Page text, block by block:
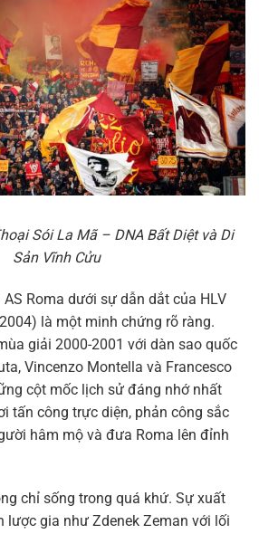
Sói La Mã – DNA Bất Diệt và Di
Sản Vĩnh Cửu
Roma dưới sự dẫn dắt của HLV
là một minh chứng rõ ràng.
giải 2000-2001 với dàn sao quốc
Vincenzo Montella và Francesco
cột mốc lịch sử đáng nhớ nhất
tấn công trực diện, phản công sắc
hâm mộ và đưa Roma lên đỉnh
chỉ sống trong quá khứ. Sự xuất
lược gia như Zdenek Zeman với lối